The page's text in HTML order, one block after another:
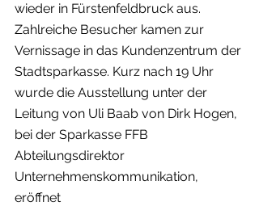
wieder in Fürstenfeldbruck aus.
Zahlreiche Besucher kamen zur
Vernissage in das Kundenzentrum der
Stadtsparkasse. Kurz nach 19 Uhr
wurde die Ausstellung unter der
Leitung von Uli Baab von Dirk Hogen,
bei der Sparkasse FFB
Abteilungsdirektor
Unternehmenskommunikation,
eröffnet